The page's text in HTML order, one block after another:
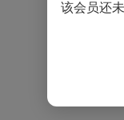
该会员还